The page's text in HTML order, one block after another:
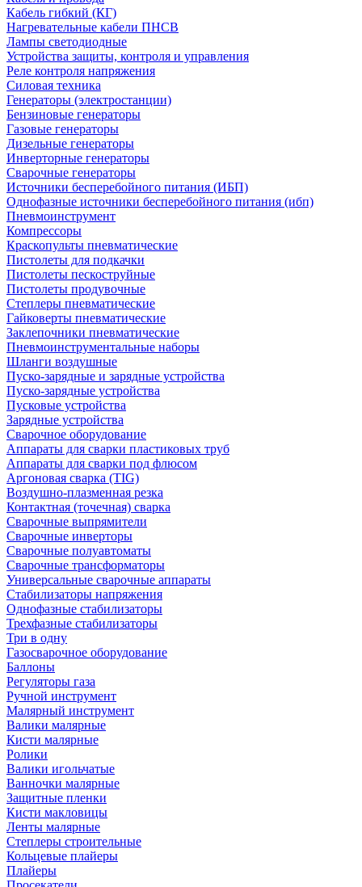
Кабель гибкий (КГ)
Нагревательные кабели ПНСВ
Лампы светодиодные
Устройства защиты, контроля и управления
Реле контроля напряжения
Силовая техника
Генераторы (электростанции)
Бензиновые генераторы
Газовые генераторы
Дизельные генераторы
Инверторные генераторы
Сварочные генераторы
Источники бесперебойного питания (ИБП)
Однофазные источники бесперебойного питания (ибп)
Пневмоинструмент
Компрессоры
Краскопульты пневматические
Пистолеты для подкачки
Пистолеты пескоструйные
Пистолеты продувочные
Степлеры пневматические
Гайковерты пневматические
Заклепочники пневматические
Пневмоинструментальные наборы
Шланги воздушные
Пуско-зарядные и зарядные устройства
Пуско-зарядные устройства
Пусковые устройства
Зарядные устройства
Сварочное оборудование
Аппараты для сварки пластиковых труб
Аппараты для сварки под флюсом
Аргоновая сварка (TIG)
Воздушно-плазменная резка
Контактная (точечная) сварка
Сварочные выпрямители
Сварочные инверторы
Сварочные полуавтоматы
Сварочные трансформаторы
Универсальные сварочные аппараты
Стабилизаторы напряжения
Однофазные стабилизаторы
Трехфазные стабилизаторы
Три в одну
Газосварочное оборудование
Баллоны
Регуляторы газа
Ручной инструмент
Малярный инструмент
Валики малярные
Кисти малярные
Ролики
Валики игольчатые
Ванночки малярные
Защитные пленки
Кисти макловицы
Ленты малярные
Степлеры строительные
Кольцевые плайеры
Плайеры